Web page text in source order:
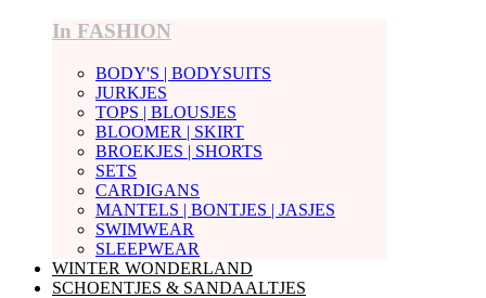
In FASHION
BODY'S | BODYSUITS
JURKJES
TOPS | BLOUSJES
BLOOMER | SKIRT
BROEKJES | SHORTS
SETS
CARDIGANS
MANTELS | BONTJES | JASJES
SWIMWEAR
SLEEPWEAR
WINTER WONDERLAND
SCHOENTJES & SANDAALTJES